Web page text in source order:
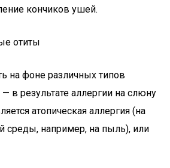
кончиков ушей.
отиты
на фоне различных типов
в результате аллергии на слюну
атопическая аллергия (на
например, на пыль), или